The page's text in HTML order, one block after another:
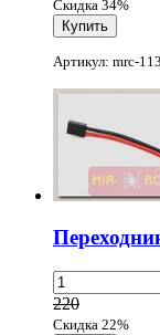
Скидка 34%
Артикул: mrc-
220
Скидка 22%